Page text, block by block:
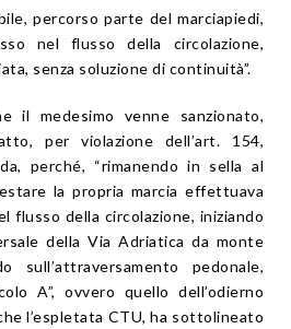
percorso parte del marciapiedi,
nel flusso della circolazione,
senza soluzione di continuità”.
il medesimo venne sanzionato,
per violazione dell’art. 154,
, perché, “rimanendo in sella al
la propria marcia effettuava
flusso della circolazione, iniziando
della Via Adriatica da monte
sull’attraversamento pedonale,
A”, ovvero quello dell’odierno
l’espletata CTU, ha sottolineato